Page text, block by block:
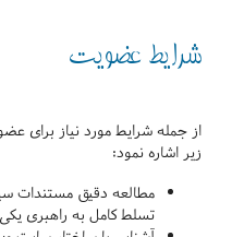
شرایط عضویت
از جمله شرایط مورد نیاز برای
زیر اشاره نمود:
مطالعه دقیق مستندات
تسلط کامل به راهبری